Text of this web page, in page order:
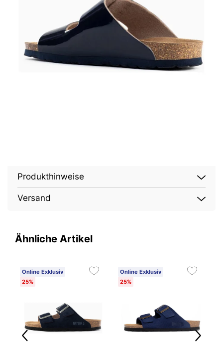
Produkthinweise
Versand
Ähnliche Artikel
Online Exklusiv
25%
Online Exklusiv
25%